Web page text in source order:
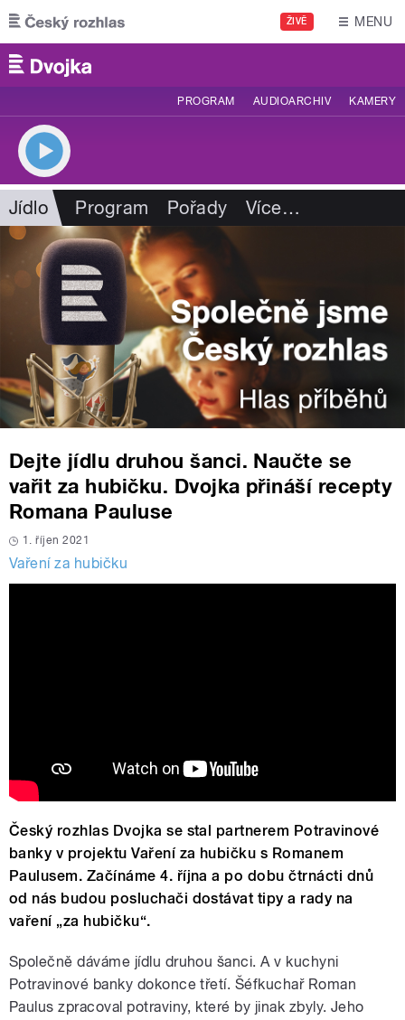
Přejít k hlavnímu obsahu
ŽIVĚ MENU
PROGRAM AUDIOARCHIV KAMERY
Jídlo Program Pořady Více…
Dejte jídlu druhou šanci. Naučte se
vařit za hubičku. Dvojka přináší recepty
Romana Pauluse
1. říjen 2021
Vaření za hubičku
Český rozhlas Dvojka se stal partnerem Potravinové
banky v projektu Vaření za hubičku s Romanem
Paulusem. Začínáme 4. října a po dobu čtrnácti dnů
od nás budou posluchači dostávat tipy a rady na
vaření „za hubičku“.
Společně dáváme jídlu druhou šanci. A v kuchyni
Potravinové banky dokonce třetí. Šéfkuchař Roman
Paulus zpracoval potraviny, které by jinak zbyly. Jeho